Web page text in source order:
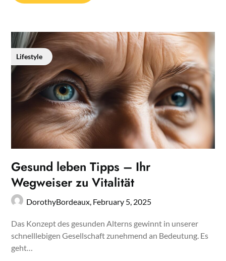
Lifestyle
Gesund leben Tipps – Ihr
Wegweiser zu Vitalität
DorothyBordeaux, February 5, 2025
Das Konzept des gesunden Alterns gewinnt in unserer
schnelllebigen Gesellschaft zunehmend an Bedeutung. Es
geht…